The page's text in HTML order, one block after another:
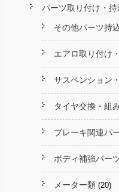
パーツ取り付け・
その他パーツ持
エアロ取り付け
サスペンション
タイヤ交換・組
ブレーキ関連パ
ボディ補強パー
メーター類 (20)